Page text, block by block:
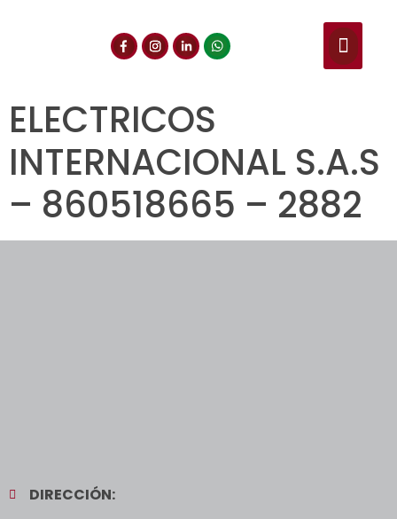
ELECTRICOS
INTERNACIONAL S.A.S
– 860518665 – 2882
DIRECCIÓN: